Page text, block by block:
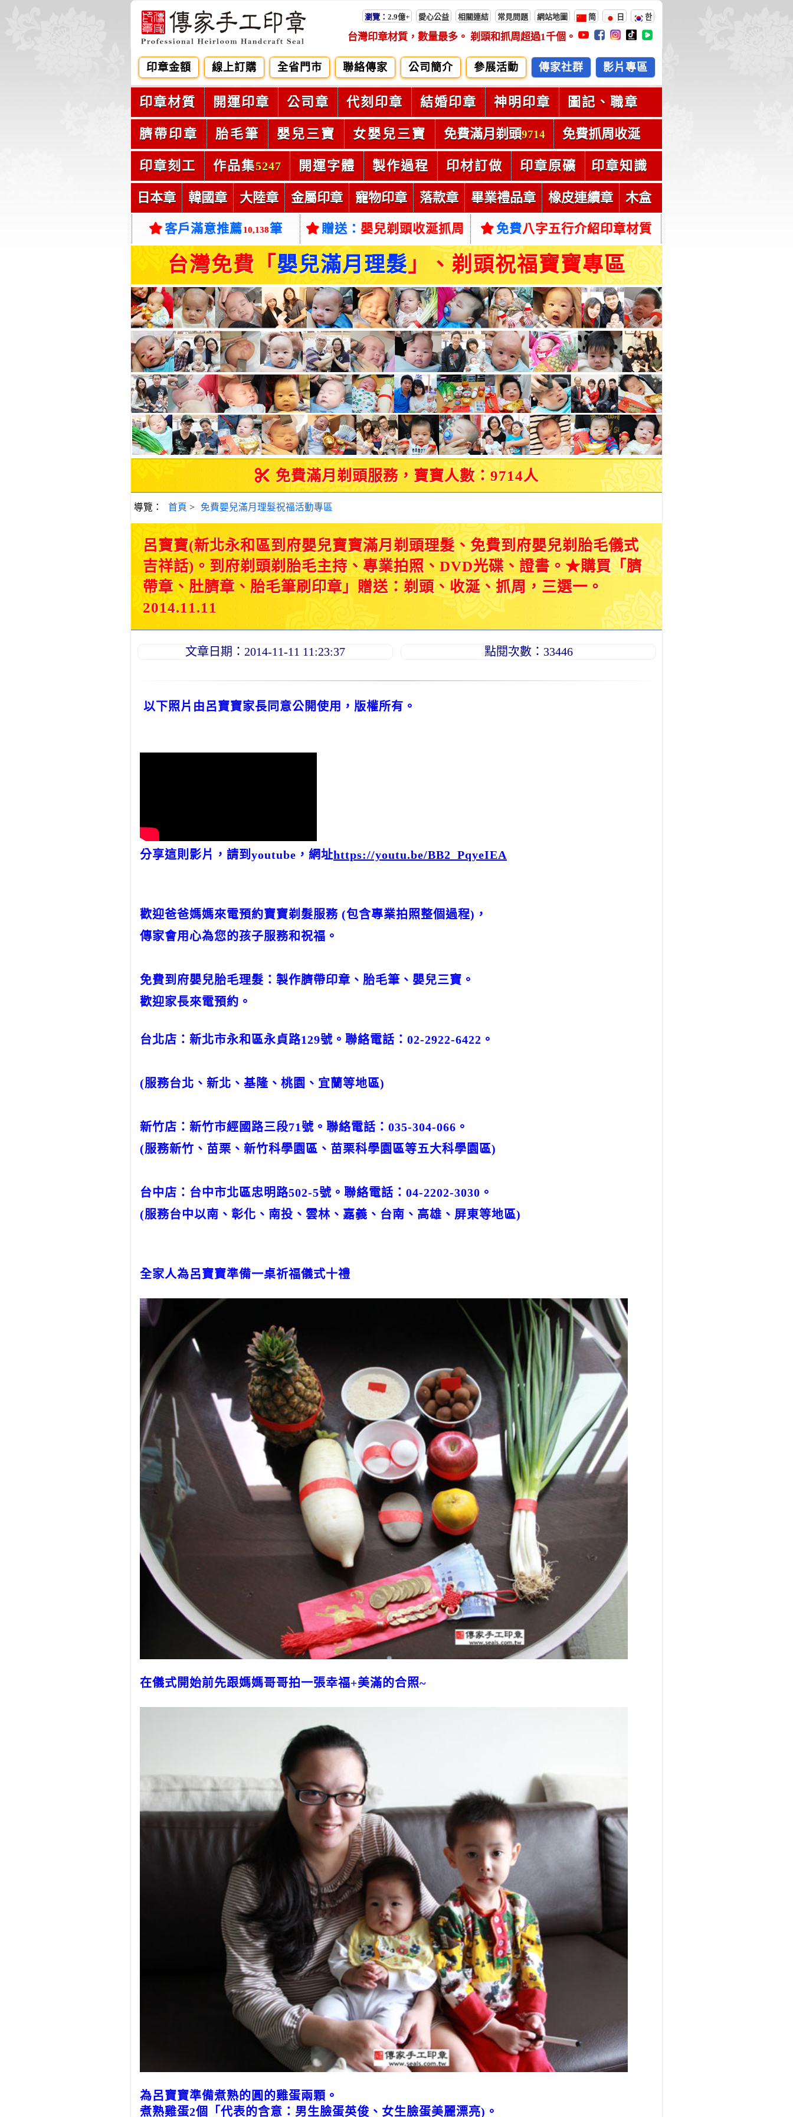
瀏覽： 2.9億+ 愛心公益 相關連結 常見問題 網站地圖 简 日 한
台灣印章材質，數量最多。 剃頭和抓周超過1千個。
印章金額 線上訂購 全省門市 聯絡傳家 公司簡介 參展活動 傳家社群 影片專區
印章材質 開運印章 公司章 代刻印章 結婚印章 神明印章 圖記、職章
臍帶印章 胎毛筆 嬰兒三寶 女嬰兒三寶 免費滿月剃頭9714 免費抓周收涎
印章刻工 作品集5247 開運字體 製作過程 印材訂做 印章原礦 印章知識
日本章 韓國章 大陸章 金屬印章 寵物印章 落款章 畢業禮品章 橡皮連續章 木盒
客戶滿意推薦10,138筆 贈送： 嬰兒剃頭收涎抓周 免費八字五行介紹印章材質
台灣免費「 嬰兒滿月理髮」、剃頭祝福寶寶專區
免費滿月剃頭服務，寶寶人數：9714人
導覽： 首頁 > 免費嬰兒滿月理髮祝福活動專區
呂寶寶(新北永和區到府嬰兒寶寶滿月剃頭理髮、免費到府嬰兒剃胎毛儀式
吉祥話)。到府剃頭剃胎毛主持、專業拍照、DVD光碟、證書。★購買「臍
帶章、肚臍章、胎毛筆刷印章」贈送：剃頭、收涎、抓周，三選一。
2014.11.11
文章日期：2014-11-11 11:23:37 點閱次數：33446
以下照片由呂寶寶家長同意公開使用，版權所有。
分享這則影片，請到youtube，網址https://youtu.be/BB2_PqyeIEA
歡迎爸爸媽媽來電預約寶寶剃髮服務 (包含專業拍照整個過程)，
傳家會用心為您的孩子服務和祝福。
免費到府嬰兒胎毛理髮：製作臍帶印章、胎毛筆、嬰兒三寶。
歡迎家長來電預約。
台北店：新北市永和區永貞路129號。聯絡電話：02-2922-6422。
(服務台北、新北、基隆、桃園、宜蘭等地區)
新竹店：新竹市經國路三段71號。聯絡電話：035-304-066。
(服務新竹、苗栗、新竹科學園區、苗栗科學園區等五大科學園區)
台中店：台中市北區忠明路502-5號。聯絡電話：04-2202-3030。
(服務台中以南、彰化、南投、雲林、嘉義、台南、高雄、屏東等地區)
全家人為呂寶寶準備一桌祈福儀式十禮
在儀式開始前先跟媽媽哥哥拍一張幸福+美滿的合照~
為呂寶寶準備煮熟的圓的雞蛋兩顆。
煮熟雞蛋2個「代表的含意：男生臉蛋英俊、女生臉蛋美麗漂亮)。